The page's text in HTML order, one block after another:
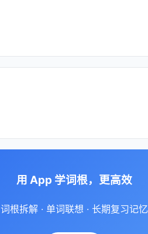
用 App 学词根，更高效
词根拆解 · 单词联想 · 长期复习记忆